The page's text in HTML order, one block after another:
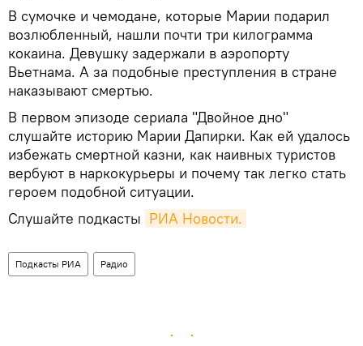
В сумочке и чемодане, которые Марии подарил
возлюбленный, нашли почти три килограмма
кокаина. Девушку задержали в аэропорту
Вьетнама. А за подобные преступления в стране
наказывают смертью.
В первом эпизоде сериала "Двойное дно"
слушайте историю Марии Дапирки. Как ей удалось
избежать смертной казни, как наивных туристов
вербуют в наркокурьеры и почему так легко стать
героем подобной ситуации.
Слушайте подкасты РИА Новости.
Подкасты РИА Радио